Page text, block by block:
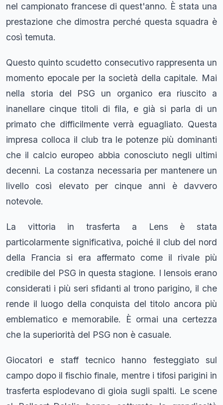
nel campionato francese di quest'anno. È stata una
prestazione che dimostra perché questa squadra è
così temuta.
Questo quinto scudetto consecutivo rappresenta un
momento epocale per la società della capitale. Mai
nella storia del PSG un organico era riuscito a
inanellare cinque titoli di fila, e già si parla di un
primato che difficilmente verrà eguagliato. Questa
impresa colloca il club tra le potenze più dominanti
che il calcio europeo abbia conosciuto negli ultimi
decenni. La costanza necessaria per mantenere un
livello così elevato per cinque anni è davvero
notevole.
La vittoria in trasferta a Lens è stata
particolarmente significativa, poiché il club del nord
della Francia si era affermato come il rivale più
credibile del PSG in questa stagione. I lensois erano
considerati i più seri sfidanti al trono parigino, il che
rende il luogo della conquista del titolo ancora più
emblematico e memorabile. È ormai una certezza
che la superiorità del PSG non è casuale.
Giocatori e staff tecnico hanno festeggiato sul
campo dopo il fischio finale, mentre i tifosi parigini in
trasferta esplodevano di gioia sugli spalti. Le scene